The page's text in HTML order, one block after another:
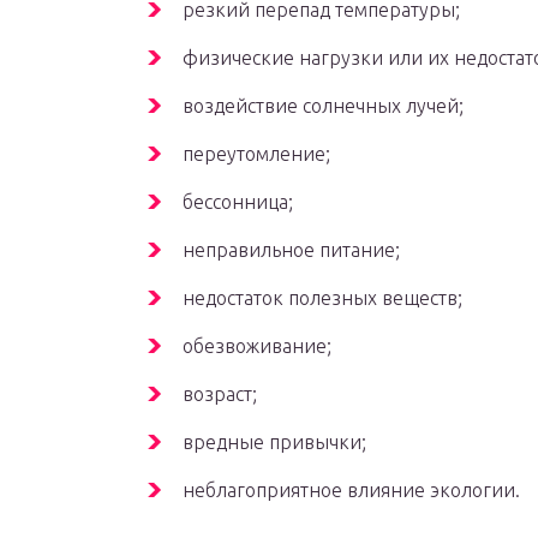
резкий перепад температуры;
физические нагрузки или их
воздействие солнечных лучей;
переутомление;
бессонница;
неправильное питание;
недостаток полезных веществ;
обезвоживание;
возраст;
вредные привычки;
неблагоприятное влияние экологии.